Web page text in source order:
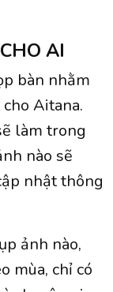
AI
bàn nhằm
Aitana.
làm trong
nào sẽ
nhật thông
ảnh nào,
mùa, chỉ có